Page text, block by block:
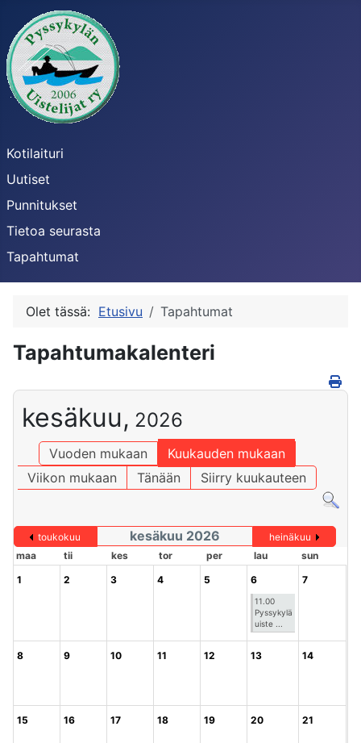
Kotilaituri
Uutiset
Punnitukset
Tietoa seurasta
Tapahtumat
Olet tässä: Etusivu Tapahtumat
Tapahtumakalenteri
kesäkuu, 2026
Vuoden mukaan
Kuukauden mukaan
Viikon mukaan
Tänään Siirry kuukauteen
toukokuu kesäkuu 2026
heinäkuu
maa
tii kes tor per lau
sun
1
2 3 4 5 6
11.00
Pyssykylä
uiste ...
7
8 9 10 11 12 13 14
15 16 17 18 19 20 21